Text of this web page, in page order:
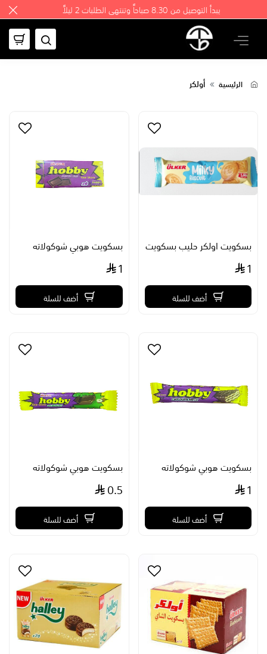
يبدأ التوصيل من 8.30 صباحاً وتنتهي الطلبات 2 ليلاً
الرئيسية أولكر
بسكويت اولكر حليب بسكويت
1
أضف للسلة
بسكويت هوبي شوكولاته
1
أضف للسلة
بسكويت هوبي شوكولاته
1
أضف للسلة
بسكويت هوبي شوكولاته
0.5
أضف للسلة